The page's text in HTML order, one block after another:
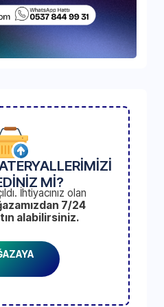
Mİ?
İhtiyacınız olan
7/24
alabilirsiniz.